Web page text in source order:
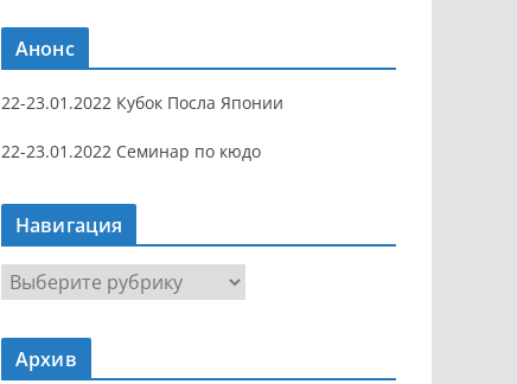
Анонс
22-23.01.2022 Кубок Посла Японии
22-23.01.2022 Семинар по кюдо
Навигация
Н
а
в
Архив